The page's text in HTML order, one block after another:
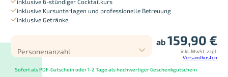
inklusive Kursunterlagen und professionelle Betreuung
inklusive Getränke
Personenanzahl
ab159,90 €
inkl. MwSt. zzgl.
Versandkosten
Sofort als PDF-Gutschein oder 1-2 Tage als hochwertiger Geschenkgutschein